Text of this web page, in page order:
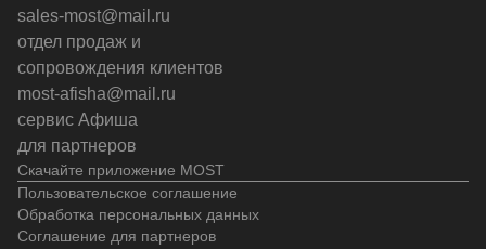
Скачайте приложение MOST
sales-most@mail.ru
отдел продаж и
сопровождения клиентов
most-afisha@mail.ru
сервис Афиша
для партнеров
Пользовательское соглашение
Обработка персональных данных
Соглашение для партнеров